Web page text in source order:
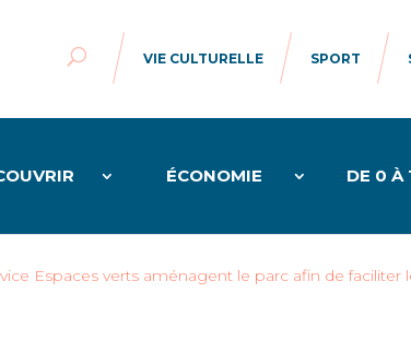
VIE CULTURELLE SPORT
ÉCONOMIE DE 0 À
Espaces verts aménagent le parc afin de faciliter